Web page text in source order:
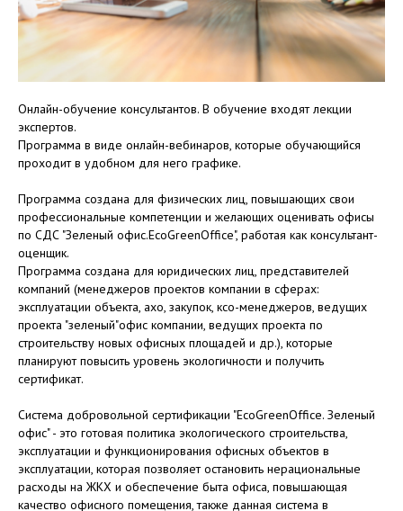
Онлайн-обучение консультантов. В обучение входят лекции
экспертов.
Программа в виде онлайн-вебинаров, которые обучающийся
проходит в удобном для него графике.
Программа создана для физических лиц, повышающих свои
профессиональные компетенции и желающих оценивать офисы
по СДС "Зеленый офис.EcoGreenOffice", работая как консультант-
оценщик.
Программа создана для юридических лиц, представителей
компаний (менеджеров проектов компании в сферах:
эксплуатации объекта, ахо, закупок, ксо-менеджеров, ведущих
проекта "зеленый"офис компании, ведущих проекта по
строительству новых офисных площадей и др.), которые
планируют повысить уровень экологичности и получить
сертификат.
Система добровольной сертификации "EcoGreenOffice. Зеленый
офис" - это готовая политика экологического строительства,
эксплуатации и функционирования офисных объектов в
эксплуатации, которая позволяет остановить нерациональные
расходы на ЖКХ и обеспечение быта офиса, повышающая
качество офисного помещения, также данная система в